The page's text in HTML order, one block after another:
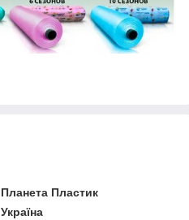
Планета Пластик
Україна